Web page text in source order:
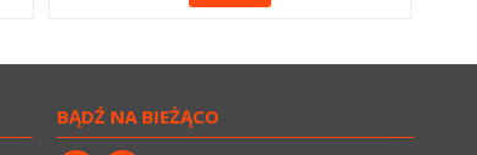
BĄDŹ NA BIEŻĄCO